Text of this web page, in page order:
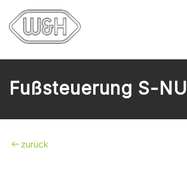
Fußsteuerung S-NU
zurück